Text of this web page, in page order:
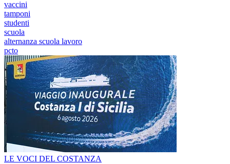
vaccini
tamponi
studenti
scuola
alternanza scuola lavoro
pcto
LE VOCI DEL COSTANZA